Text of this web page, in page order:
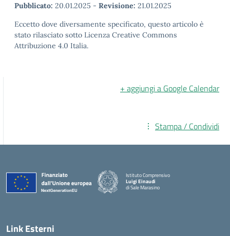
Pubblicato: 20.01.2025 - Revisione: 21.01.2025
Eccetto dove diversamente specificato, questo articolo è
stato rilasciato sotto Licenza Creative Commons
Attribuzione 4.0 Italia.
+ aggiungi a Google Calendar
Stampa / Condividi
Istituto Comprensivo
Luigi Einaudi
di Sale Marasino
Link Esterni